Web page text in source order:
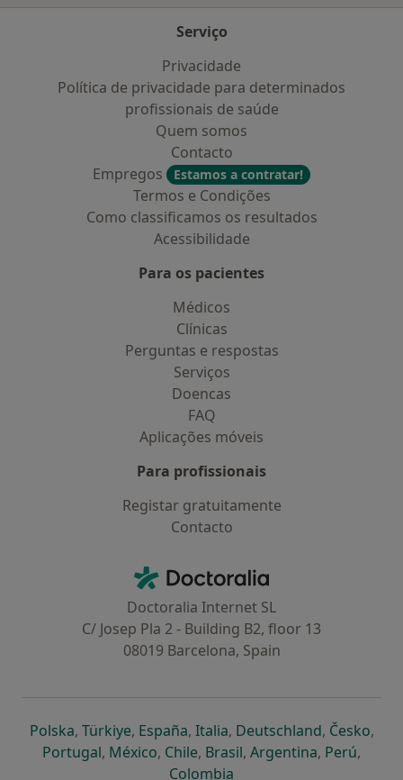
Serviço
Privacidade
Política de privacidade para determinados
profissionais de saúde
Quem somos
Contacto
Empregos
Estamos a contratar!
Termos e Condições
Como classificamos os resultados
Acessibilidade
Para os pacientes
Médicos
Clínicas
Perguntas e respostas
Serviços
Doencas
FAQ
Aplicações móveis
Para profissionais
Registar gratuitamente
Contacto
Doctoralia - Homepage
Doctoralia Internet SL
C/ Josep Pla 2 - Building B2, floor 13
08019 Barcelona, Spain
Polskaabre num novo separador
, Türkiyeabre num novo separador
, Españaabre num novo separador
, Italiaabre num novo
, Deutschlandabre num
, Česko,
Portugalabre num novo separador
, Méxicoabre num novo separador
, Chileabre num novo separador
, Brasilabre num novo
, Argentinaabre num
, Perúabre
,
Colombia